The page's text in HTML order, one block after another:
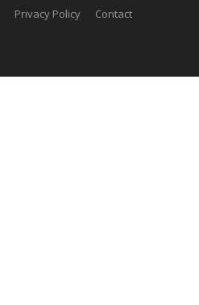
Privacy Policy Contact